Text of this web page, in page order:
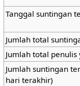
Tanggal suntingan
Jumlah total
Jumlah total
Jumlah suntingan
hari terakhir)